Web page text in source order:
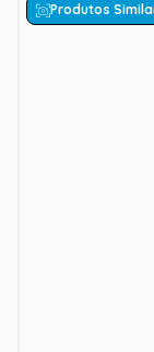
Produtos